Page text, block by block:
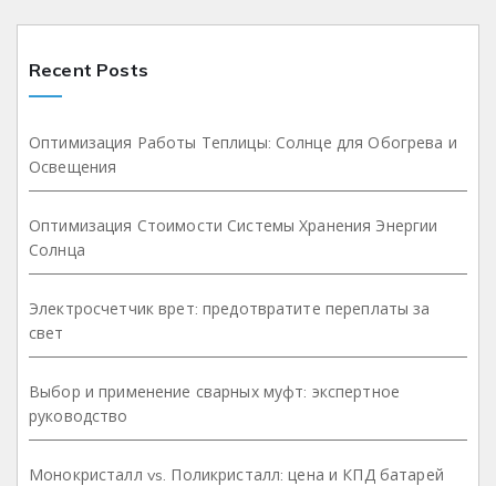
Recent Posts
Оптимизация Работы Теплицы: Солнце для Обогрева и
Освещения
Оптимизация Стоимости Системы Хранения Энергии
Солнца
Электросчетчик врет: предотвратите переплаты за
свет
Выбор и применение сварных муфт: экспертное
руководство
Монокристалл vs. Поликристалл: цена и КПД батарей